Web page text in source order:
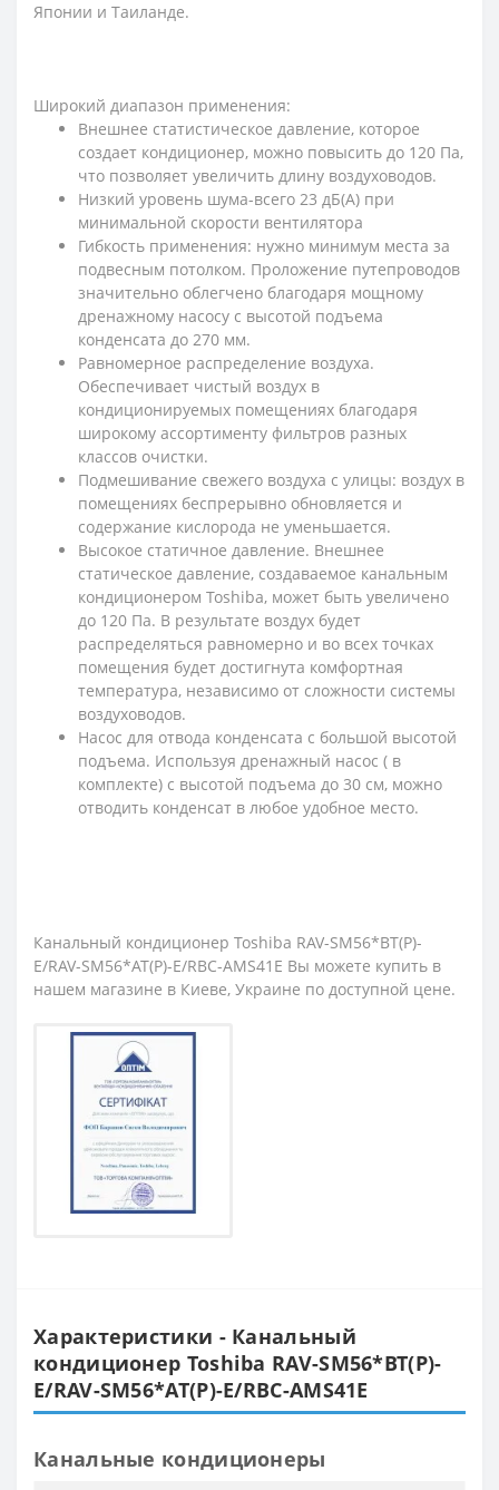
Японии и Таиланде.
Широкий диапазон применения:
Внешнее статистическое давление, которое
создает кондиционер, можно повысить до 120 Па,
что позволяет увеличить длину воздуховодов.
Низкий уровень шума-всего 23 дБ(А) при
минимальной скорости вентилятора
Гибкость применения: нужно минимум места за
подвесным потолком. Проложение путепроводов
значительно облегчено благодаря мощному
дренажному насосу с высотой подъема
конденсата до 270 мм.
Равномерное распределение воздуха.
Обеспечивает чистый воздух в
кондиционируемых помещениях благодаря
широкому ассортименту фильтров разных
классов очистки.
Подмешивание свежего воздуха с улицы: воздух в
помещениях беспрерывно обновляется и
содержание кислорода не уменьшается.
Высокое статичное давление. Внешнее
статическое давление, создаваемое канальным
кондиционером Toshiba, может быть увеличено
до 120 Па. В результате воздух будет
распределяться равномерно и во всех точках
помещения будет достигнута комфортная
температура, независимо от сложности системы
воздуховодов.
Насос для отвода конденсата с большой высотой
подъема. Используя дренажный насос ( в
комплекте) с высотой подъема до 30 см, можно
отводить конденсат в любое удобное место.
Канальный кондиционер Toshiba RAV-SM56*BT(P)-
E/RAV-SM56*AT(P)-E/RBC-AMS41E Вы можете купить в
нашем магазине в Киеве, Украине по доступной цене.
Характеристики - Канальный
кондиционер Toshiba RAV-SM56*BT(P)-
E/RAV-SM56*AT(P)-E/RBC-AMS41E
Канальные кондиционеры